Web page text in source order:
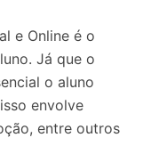
e Online é o
Já que o
o aluno
envolve
entre outros